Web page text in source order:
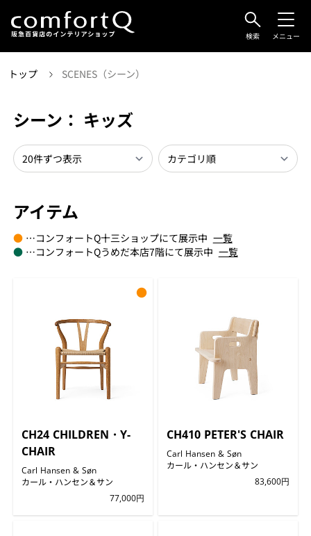
検索 メニュー
トップ SCENES（シーン）
シーン： キッズ
アイテム
●…コンフォートQ十三ショップにて展示中 一覧
●…コンフォートQうめだ本店7階にて展示中 一覧
CH24 CHILDREN・Y-
CHAIR
Carl Hansen & Søn
カール・ハンセン＆サン
77,000円
●
CH410 PETER'S CHAIR
Carl Hansen & Søn
カール・ハンセン＆サン
83,600円